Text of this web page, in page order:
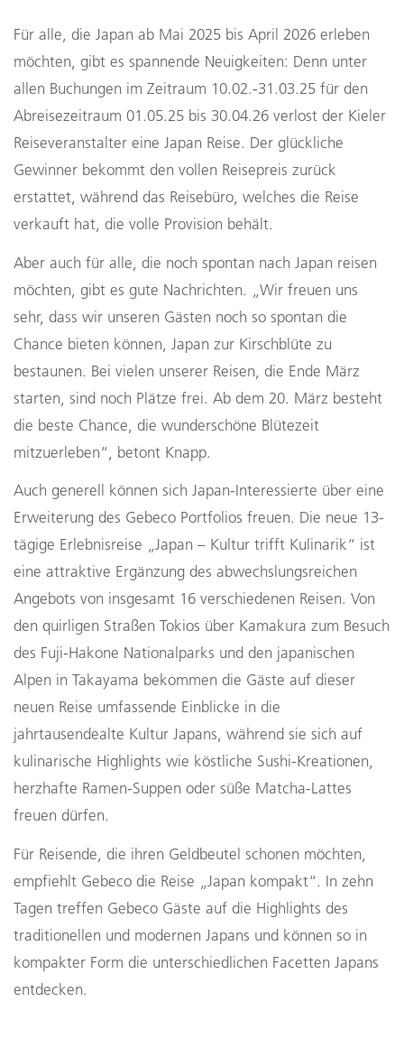
Für alle, die Japan ab Mai 2025 bis April 2026 erleben
möchten, gibt es spannende Neuigkeiten: Denn unter
allen Buchungen im Zeitraum 10.02.-31.03.25 für den
Abreisezeitraum 01.05.25 bis 30.04.26 verlost der Kieler
Reiseveranstalter eine Japan Reise. Der glückliche
Gewinner bekommt den vollen Reisepreis zurück
erstattet, während das Reisebüro, welches die Reise
verkauft hat, die volle Provision behält.
Aber auch für alle, die noch spontan nach Japan reisen
möchten, gibt es gute Nachrichten. „Wir freuen uns
sehr, dass wir unseren Gästen noch so spontan die
Chance bieten können, Japan zur Kirschblüte zu
bestaunen. Bei vielen unserer Reisen, die Ende März
starten, sind noch Plätze frei. Ab dem 20. März besteht
die beste Chance, die wunderschöne Blütezeit
mitzuerleben“, betont Knapp.
Auch generell können sich Japan-Interessierte über eine
Erweiterung des Gebeco Portfolios freuen. Die neue 13-
tägige Erlebnisreise „Japan – Kultur trifft Kulinarik“ ist
eine attraktive Ergänzung des abwechslungsreichen
Angebots von insgesamt 16 verschiedenen Reisen. Von
den quirligen Straßen Tokios über Kamakura zum Besuch
des Fuji-Hakone Nationalparks und den japanischen
Alpen in Takayama bekommen die Gäste auf dieser
neuen Reise umfassende Einblicke in die
jahrtausendealte Kultur Japans, während sie sich auf
kulinarische Highlights wie köstliche Sushi-Kreationen,
herzhafte Ramen-Suppen oder süße Matcha-Lattes
freuen dürfen.
Für Reisende, die ihren Geldbeutel schonen möchten,
empfiehlt Gebeco die Reise „Japan kompakt“. In zehn
Tagen treffen Gebeco Gäste auf die Highlights des
traditionellen und modernen Japans und können so in
kompakter Form die unterschiedlichen Facetten Japans
entdecken.